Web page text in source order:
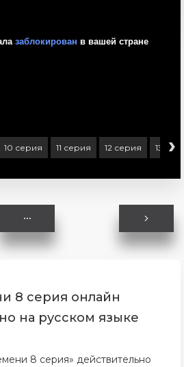
10 серия 11 серия 12 серия 13 ›
8 серия онлайн
на русском языке
8 серия» действительно